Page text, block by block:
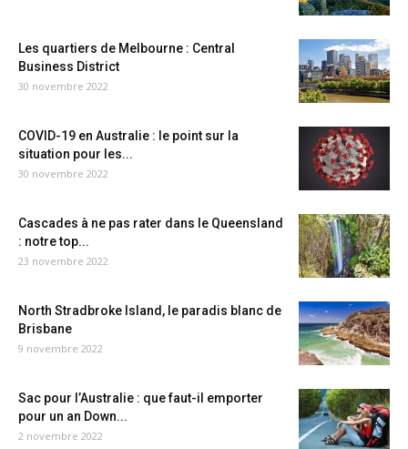
Les quartiers de Melbourne : Central
Business District
30 novembre 2022
COVID-19 en Australie : le point sur la
situation pour les...
30 novembre 2022
Cascades à ne pas rater dans le Queensland
: notre top...
23 novembre 2022
North Stradbroke Island, le paradis blanc de
Brisbane
9 novembre 2022
Sac pour l’Australie : que faut-il emporter
pour un an Down...
2 novembre 2022